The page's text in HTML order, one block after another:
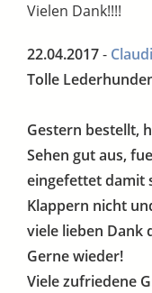
Vielen Dank!!!!
22.04.2017-
Tolle
Gestern bestellt,
Sehen gut aus,
eingefettet damit
Klappern nicht
viele lieben Dank
Gerne wieder!
Viele zufriedene